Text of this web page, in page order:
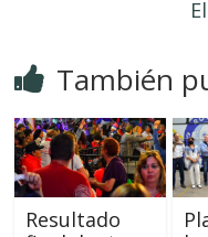
También
Resultado